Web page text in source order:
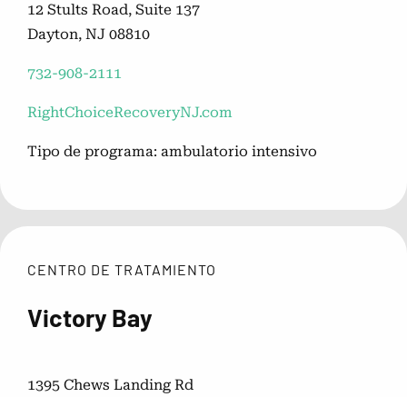
12 Stults Road, Suite 137
Dayton, NJ 08810
732-908-2111
RightChoiceRecoveryNJ.com
Tipo de programa: ambulatorio intensivo
CENTRO DE TRATAMIENTO
Victory Bay
1395 Chews Landing Rd